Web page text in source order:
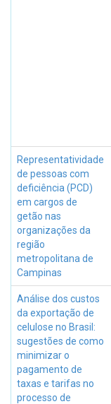
Representatividade
de pessoas com
deficiência (PCD)
em cargos de
getão nas
organizações da
região
metropolitana de
Campinas
Análise dos custos
da exportação de
celulose no Brasil:
sugestões de como
minimizar o
pagamento de
taxas e tarifas no
processo de